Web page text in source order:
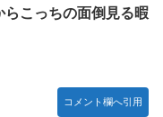
こっちの面倒見る暇
コメント欄へ引用